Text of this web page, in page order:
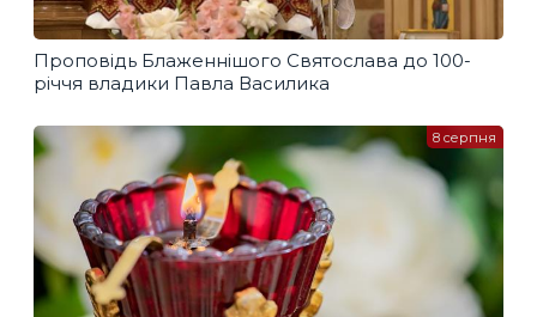
Проповідь Блаженнішого Святослава до 100-
річчя владики Павла Василика
8 серпня